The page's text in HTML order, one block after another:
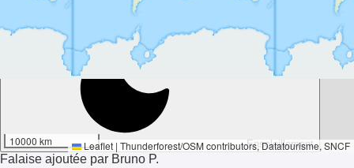
Ensoleillement
10000 km Leaflet | Thunderforest/OSM contributors, Datatourisme, SNCF
Falaise ajoutée par Bruno P.